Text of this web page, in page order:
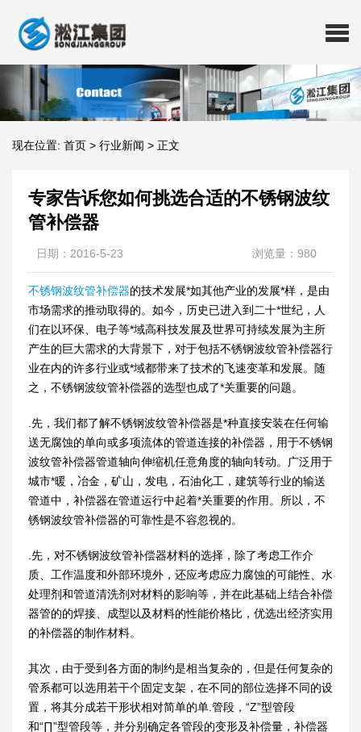
现在位置: 首页 > 行业新闻 > 正文
专家告诉您如何挑选合适的不锈钢波纹
管补偿器
日期：2016-5-23 浏览量：980
不锈钢波纹管补偿器的技术发展*如其他产业的发展*样，是由
市场需求的推动取得的。如今，历史已进入到二十*世纪，人
们在以环保、电子等*域高科技发展及世界可持续发展为主所
产生的巨大需求的大背景下，对于包括不锈钢波纹管补偿器行
业在内的许多行业或*域都带来了技术的飞速变革和发展。随
之，不锈钢波纹管补偿器的选型也成了*关重要的问题。
.先，我们都了解不锈钢波纹管补偿器是*种直接安装在任何输
送无腐蚀的单向或多项流体的管道连接的补偿器，用于不锈钢
波纹管补偿器管道轴向伸缩机任意角度的轴向转动。广泛用于
城市*暖，冶金，矿山，发电，石油化工，建筑等行业的输送
管道中，补偿器在管道运行中起着*关重要的作用。所以，不
锈钢波纹管补偿器的可靠性是不容忽视的。
.先，对不锈钢波纹管补偿器材料的选择，除了考虑工作介
质、工作温度和外部环境外，还应考虑应力腐蚀的可能性、水
处理剂和管道清洗剂对材料的影响等，并在此基础上结合补偿
器管的的焊接、成型以及材料的性能价格比，优选出经济实用
的补偿器的制作材料。
其次，由于受到各方面的制约是相当复杂的，但是任何复杂的
管系都可以选用若干个固定支架，在不同的部位选择不同的设
置，将其分成若干形状相对简单的单.管段，“Z”型管段
和“∏”型管段等，并分别确定各管段的变形及补偿量，补偿器